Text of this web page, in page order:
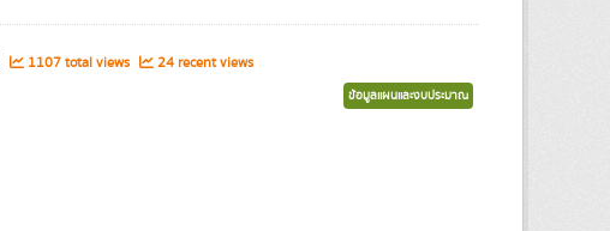
1107 total views 24 recent views
ข้อมูลแผนและงบประมาณ